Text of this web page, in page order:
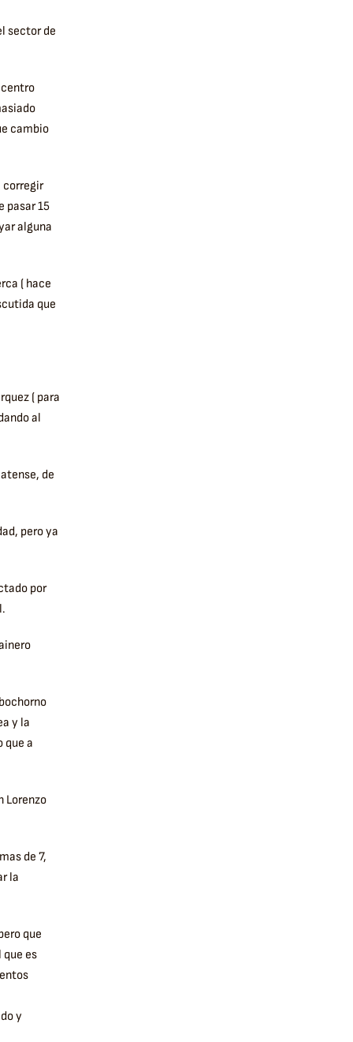
sector de
cambio
corregir
pasar 15
alguna
( hace
que
( para
al
de
pero ya
por
y la
que a
Lorenzo
de 7,
la
que
es
y